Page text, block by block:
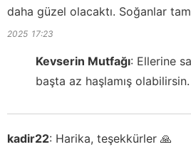
daha güzel olacaktı. Soğanlar
2025 17:23
Kevserin Mutfağı: Ellerine
başta az haşlamış olabilirsin.
kadir22: Harika, teşekkürler 🙏